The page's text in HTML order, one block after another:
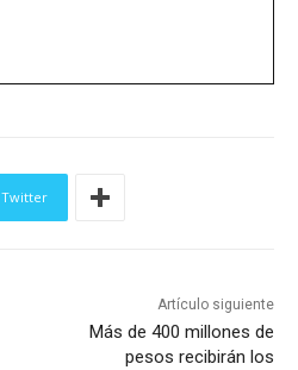
Twitter
Artículo siguiente
Más de 400 millones de
pesos recibirán los